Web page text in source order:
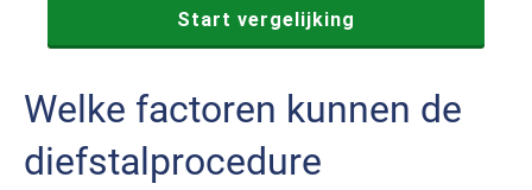
Welke factoren kunnen de
diefstalprocedure